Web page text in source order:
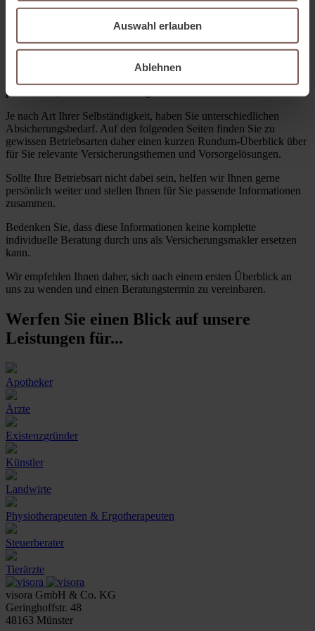
Auswahl erlauben
Ablehnen
Dazu kommt noch eine Vielzahl von gesetzlichen Vorgaben, welche
Noch dazu sollten Sie auch an Ihre eigene Vorsorge denken, denn
mit Ihrer Selbständigkeit haben Sie nicht nur die Verantwortung für
Ihr Unternehmen übernommen, sondern in der Regel auch für Ihre
persönliche, soziale Absicherung.
Je nach Art Ihrer Selbständigkeit, haben Sie unterschiedlichen
Absicherungsbedarf. Auf den folgenden Seiten finden Sie zu
gewissen Betriebsarten daher einen kurzen Rundum-Überblick über
für Sie relevante Versicherungsthemen und Vorsorgelösungen.
Sollte Ihre Betriebsart nicht dabei sein, helfen wir Ihnen gerne
persönlich weiter und stellen Ihnen für Sie passende Informationen
zusammen.
Bedenken Sie, dass diese Informationen keine komplette
individuelle Beratung durch uns als Versicherungsmakler ersetzen
kann.
Wir empfehlen Ihnen daher, sich nach einem ersten Überblick an
uns zu wenden und einen Beratungstermin zu vereinbaren.
Werfen Sie einen Blick auf unsere
Leistungen für...
Apotheker
Ärzte
Existenzgründer
Künstler
Landwirte
Physiotherapeuten & Ergotherapeuten
Steuerberater
Tierärzte
visora GmbH & Co. KG
Geringhoffstr. 48
48163 Münster